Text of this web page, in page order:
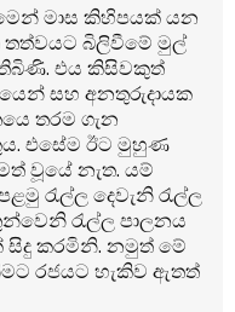
මාස කිහිපයක් යන
බිලිවීමේ මුල්
එය කිසිවකුත්
සහ අනතුරුදායක
තරම ගැන
එසේම ඊට මුහුණ
වූයේ නැත. යම්
‍රැල්ල දෙවැනි ‍රැල්ල
‍රැල්ල පාලනය
සිදු කරමිනි. නමුත් මේ
රජයට හැකිව ඇතත්